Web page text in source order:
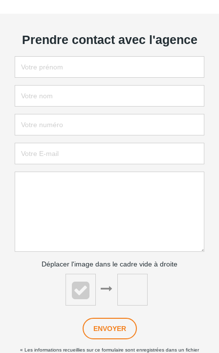
Prendre contact avec l'agence
Déplacer l'image dans le cadre vide à droite
ENVOYER
« Les informations recueillies sur ce formulaire sont enregistrées dans un fichier